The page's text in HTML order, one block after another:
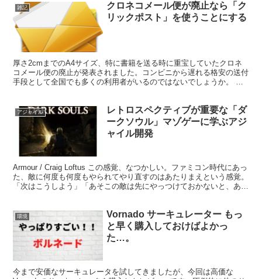
雑記
クロネコメール便が廃止なら「ク
リックポスト」を使うことにする
厚さ2cmまでのA4サイズ、特に書籍を送る時に重宝していたクロネ
コメール便の廃止が発表されました。コンビニから遅れる格安の送付
手段として全国でも多くの利用者がいるのではないでしょうか。 個
アジャイル
レトロスペクティブが重要な「ダ
ークソウル」マゾゲーに学ぶアジ
ャイル開発
Armour / Craig Loftus この感覚、なつかしい。ファミコン時代にあっ
た、敵に何度も何度もやられてやり直すのはあたりまえという感覚。
「次はこうしよう」「あそこの敵は先にやっつけておかないと、あと
環境
Vornado サーキュレーター もっ
と早く購入しておけばよかっ
た…。
今まで安価なサーキュレータを試してきましたが、今回は高価な